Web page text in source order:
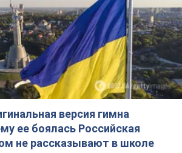
версия гимна
ее боялась Российская
не рассказывают в школе